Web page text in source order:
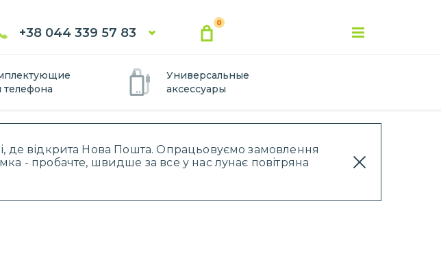
де відкрита Нова Пошта. Опрацьовуємо замовлення
- пробачте, швидше за все у нас лунає повітряна
+38 044 339 57 83
0
телефона
Универсальные
аксессуары